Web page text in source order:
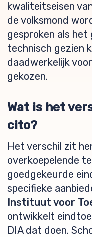
kwaliteitseisen
de volksmond
gesproken als
technisch gezien
daadwerkelijk
gekozen.
Wat is het
cito?
Het verschil zit
overkoepelende
goedgekeurde
specifieke
Instituut voor
ontwikkelt
DIA dat doen.